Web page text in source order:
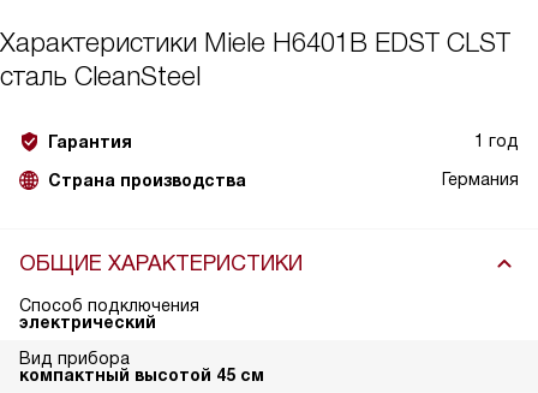
Характеристики Miele H6401B EDST CLST
сталь CleanSteel
Гарантия 1 год
Страна производства Германия
ОБЩИЕ ХАРАКТЕРИСТИКИ
Способ подключения
электрический
Вид прибора
компактный высотой 45 см